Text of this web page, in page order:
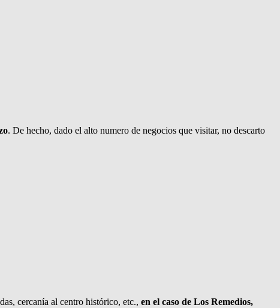
. De hecho, dado el alto numero de negocios que visitar, no descarto
cercanía al centro histórico, etc., en el caso de Los Remedios,